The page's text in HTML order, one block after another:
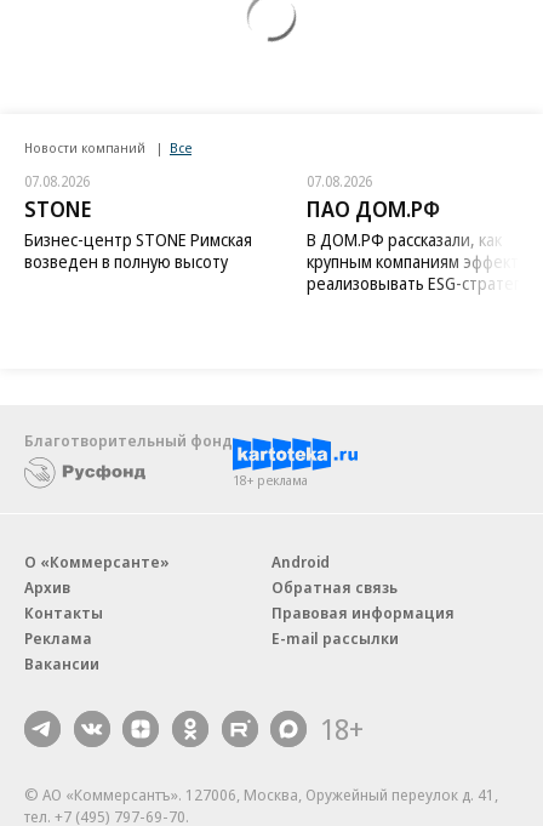
Новости компаний Все
07.08.2026
STONE
Бизнес-центр STONE Римская
возведен в полную высоту
07.08.2026
ПАО ДОМ.РФ
В ДОМ.РФ рассказали, как
крупным компаниям
реализовывать ESG-стратегию
Благотворительный фонд
18+ реклама
О «Коммерсанте»
Архив
Контакты
Реклама
Вакансии
Android
Обратная связь
Правовая информация
E-mail рассылки
18+
© АО «Коммерсантъ». 127006, Москва, Оружейный переулок д. 41,
тел. +7 (495) 797-69-70.